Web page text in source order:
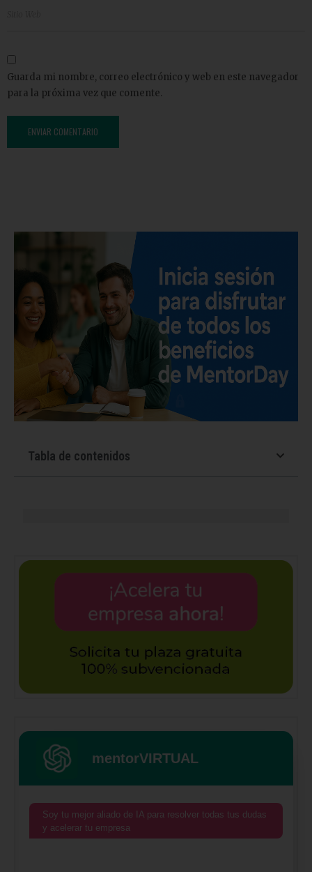
Guarda mi nombre, correo electrónico y web en este navegador
para la próxima vez que comente.
Tabla de contenidos
mentorVIRTUAL
Soy tu mejor aliado de IA para resolver todas tus dudas
y acelerar tu empresa